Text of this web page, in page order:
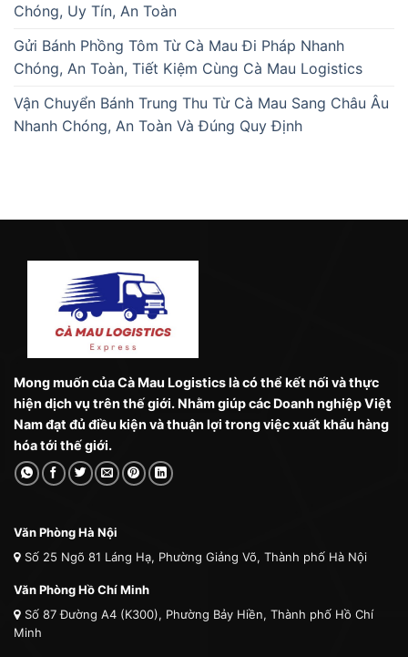
Chóng, Uy Tín, An Toàn
Gửi Bánh Phồng Tôm Từ Cà Mau Đi Pháp Nhanh
Chóng, An Toàn, Tiết Kiệm Cùng Cà Mau Logistics
Vận Chuyển Bánh Trung Thu Từ Cà Mau Sang Châu Âu
Nhanh Chóng, An Toàn Và Đúng Quy Định
Mong muốn của Cà Mau Logistics là có thể kết nối và thực
hiện dịch vụ trên thế giới. Nhằm giúp các Doanh nghiệp Việt
Nam đạt đủ điều kiện và thuận lợi trong việc xuất khẩu hàng
hóa tới thế giới.
Văn Phòng Hà Nội
Số 25 Ngõ 81 Láng Hạ, Phường Giảng Võ, Thành phố Hà Nội
Văn Phòng Hồ Chí Minh
Số 87 Đường A4 (K300), Phường Bảy Hiền, Thành phố Hồ Chí
Minh